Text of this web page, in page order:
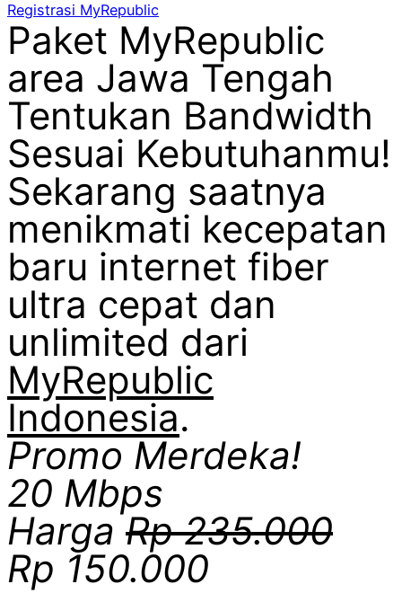
Registrasi MyRepublic
Paket MyRepublic
area Jawa Tengah
Tentukan Bandwidth
Sesuai Kebutuhanmu!
Sekarang saatnya
menikmati kecepatan
baru internet fiber
ultra cepat dan
unlimited dari
MyRepublic
Indonesia.
Promo Merdeka!
20 Mbps
Harga Rp 235.000
Rp 150.000